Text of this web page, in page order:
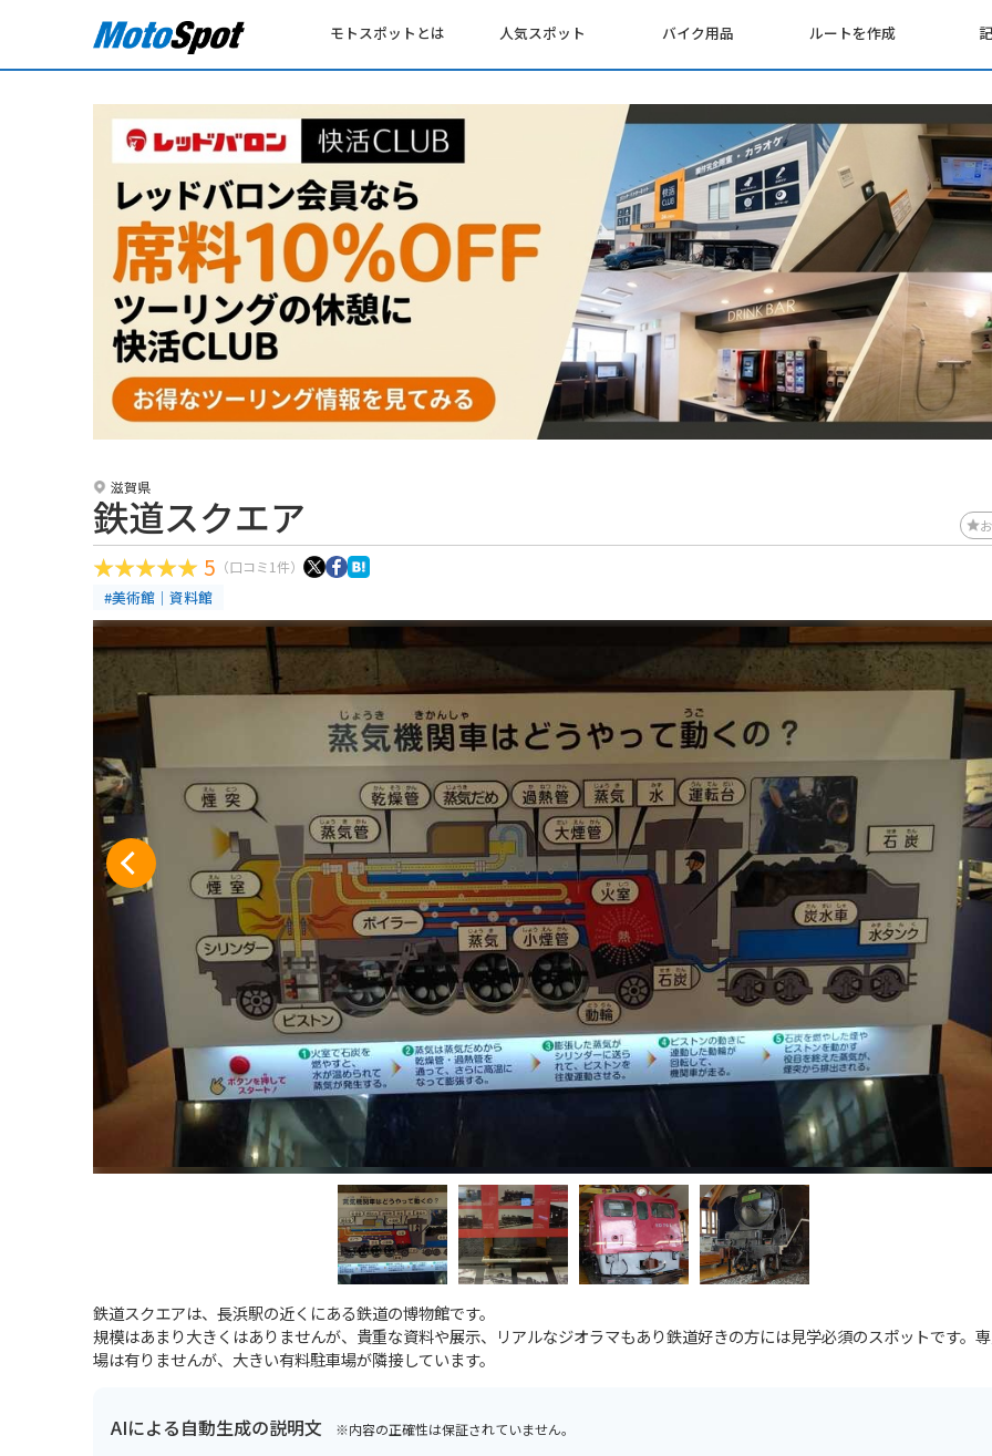
モトスポットとは 人気スポット バイク用品 ルートを作成
滋賀県
鉄道スクエア
5 （口コミ1件）
#美術館｜資料館
鉄道スクエアは、長浜駅の近くにある鉄道の博物館です。
規模はあまり大きくはありませんが、貴重な資料や展示、リアルなジオラマもあり鉄道好きの方には見学必須のスポットです。
場は有りませんが、大きい有料駐車場が隣接しています。
AIによる自動生成の説明文 ※内容の正確性は保証されていません。